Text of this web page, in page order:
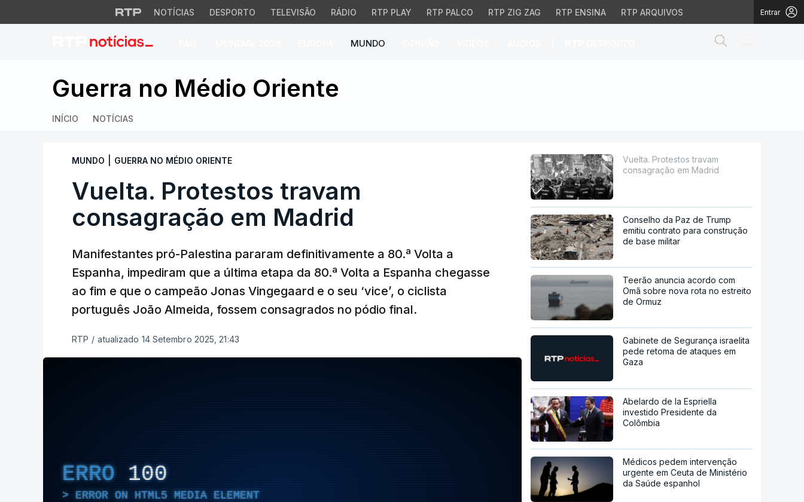
NOTÍCIAS DESPORTO TELEVISÃO RÁDIO RTP PLAY RTP PALCO RTP ZIG ZAG RTP ENSINA RTP ARQUIVOS Entrar
MUNDO
Vuelta. Protestos travam consagração em Madrid
Guerra no Médio Oriente
INÍCIO NOTÍCIAS
MUNDO GUERRA NO MÉDIO ORIENTE
Vuelta. Protestos travam
consagração em Madrid
Manifestantes pró-Palestina pararam definitivamente a 80.ª Volta a
Espanha, impediram que a última etapa da 80.ª Volta a Espanha chegasse
ao fim e que o campeão Jonas Vingegaard e o seu ‘vice’, o ciclista
português João Almeida, fossem consagrados no pódio final.
RTP / atualizado 14 Setembro 2025, 21:43
ERRO 100
ERROR ON HTML5 MEDIA ELEMENT
Vuelta. Protestos travam
consagração em Madrid
Conselho da Paz de Trump
emitiu contrato para construção
de base militar
Teerão anuncia acordo com
Omã sobre nova rota no estreito
de Ormuz
Gabinete de Segurança israelita
pede retoma de ataques em
Gaza
Abelardo de la Espriella
investido Presidente da
Colômbia
Médicos pedem intervenção
urgente em Ceuta de Ministério
da Saúde espanhol